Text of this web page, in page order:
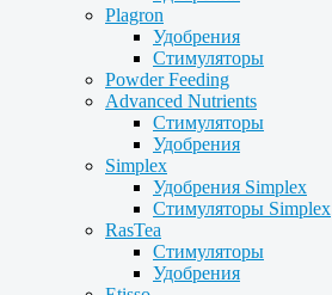
Plagron
Удобрения
Стимуляторы
Powder Feeding
Advanced Nutrients
Стимуляторы
Удобрения
Simplex
Удобрения Simplex
Стимуляторы Simplex
RasTea
Стимуляторы
Удобрения